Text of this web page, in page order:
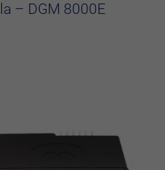
– DGM 8000E